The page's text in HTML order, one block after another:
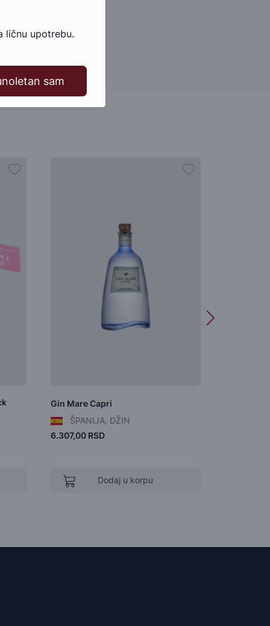
Gin Mare Capri
ŠPANIJA, DŽIN
6.307,00 RSD
Dodaj u korpu
ličnu upotrebu.
sam